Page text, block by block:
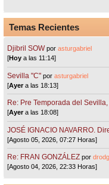
Temas Recientes
Djibril SOW porasturgabriel
[Hoy a las 11:14]
Sevilla "C"porasturgabriel
[Ayera las 18:13]
Re: Pre Temporada del
[Ayera las 18:08]
JOSÉ IGNACIO NAVARRO.
[Agosto 05, 2026, 07:27 Horas]
Re: FRAN GONZÁLEZ por
[Agosto 04, 2026, 22:33 Horas]